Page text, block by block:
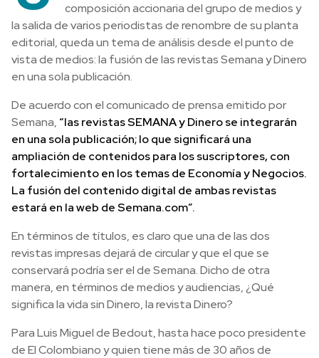
composición accionaria del grupo de medios y
la salida de varios periodistas de renombre de su planta
editorial, queda un tema de análisis desde el punto de
vista de medios: la fusión de las revistas Semana y Dinero
en una sola publicación.
De acuerdo con el comunicado de prensa emitido por
Semana, “las revistas SEMANA y Dinero se integrarán
en una sola publicación; lo que significará una
ampliación de contenidos para los suscriptores, con
fortalecimiento en los temas de Economía y Negocios.
La fusión del contenido digital de ambas revistas
estará en la web de Semana.com”.
En términos de títulos, es claro que una de las dos
revistas impresas dejará de circular y que el que se
conservará podría ser el de Semana. Dicho de otra
manera, en términos de medios y audiencias, ¿Qué
significa la vida sin Dinero, la revista Dinero?
Para Luis Miguel de Bedout, hasta hace poco presidente
de El Colombiano y quien tiene más de 30 años de